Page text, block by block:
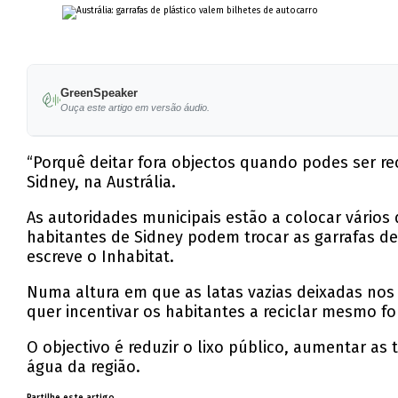
GreenSpeaker
Ouça este artigo em versão áudio.
“Porquê deitar fora objectos quando podes ser
Sidney, na Austrália.
As autoridades municipais estão a colocar
habitantes de Sidney podem trocar as garrafas
escreve o Inhabitat.
Numa altura em que as latas vazias deixadas
quer incentivar os habitantes a reciclar mesmo
O objectivo é reduzir o lixo público, aumentar
água da região.